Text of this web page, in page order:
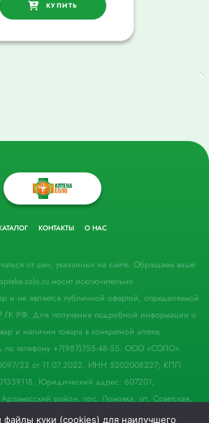
КУПИТЬ
КОНТАКТЫ О НАС
от цен, указанных на сайте. Обращаем ваше
solo.ru носит исключительно
и не является публичной офертой, определяемой
ГК РФ. Для получения подробной информации о
и наличии товара в конкретной аптеке,
по телефону +7(987)755-48-55. ООО «СОЛО».
22 от 11.07.2022. ИНН 5202008227; КПП
Юридический адрес: 607201,
район, пос. Ломовка, ул. Советская,
куки (cookies) для наилучшего